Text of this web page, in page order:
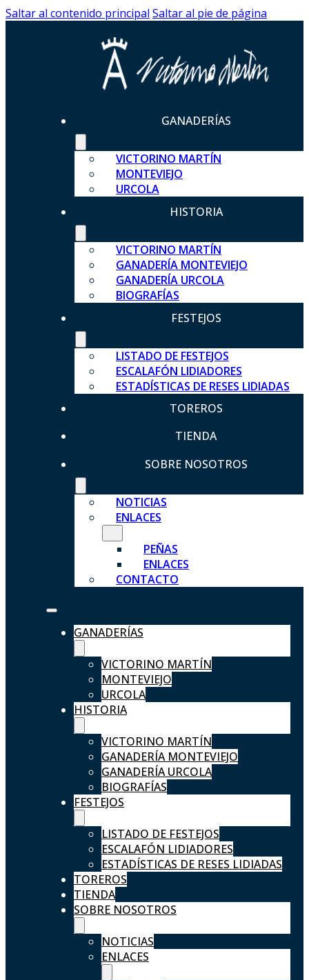
Saltar al contenido principal Saltar al pie de página
GANADERÍAS
VICTORINO MARTÍN
MONTEVIEJO
URCOLA
HISTORIA
VICTORINO MARTÍN
GANADERÍA MONTEVIEJO
GANADERÍA URCOLA
BIOGRAFÍAS
FESTEJOS
LISTADO DE FESTEJOS
ESCALAFÓN LIDIADORES
ESTADÍSTICAS DE RESES LIDIADAS
TOREROS
TIENDA
SOBRE NOSOTROS
NOTICIAS
ENLACES
PEÑAS
ENLACES
CONTACTO
GANADERÍAS
VICTORINO MARTÍN
MONTEVIEJO
URCOLA
HISTORIA
VICTORINO MARTÍN
GANADERÍA MONTEVIEJO
GANADERÍA URCOLA
BIOGRAFÍAS
FESTEJOS
LISTADO DE FESTEJOS
ESCALAFÓN LIDIADORES
ESTADÍSTICAS DE RESES LIDIADAS
TOREROS
TIENDA
SOBRE NOSOTROS
NOTICIAS
ENLACES